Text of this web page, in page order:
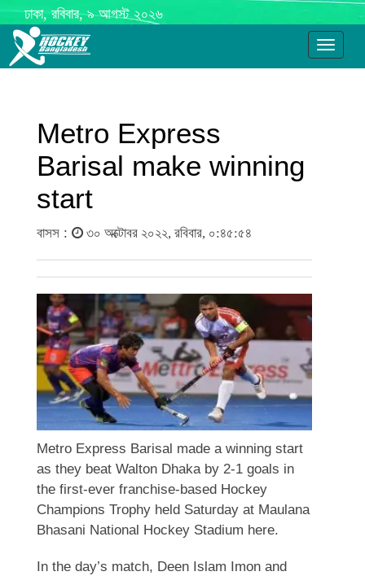
ঢাকা, রবিবার, ৯ আগস্ট ২০২৬
Toggle
Metro Express
Barisal make winning
start
বাসস : ৩০ অক্টোবর ২০২২, রবিবার, ০:৪৫:৫৪
Metro Express Barisal made a winning start
as they beat Walton Dhaka by 2-1 goals in
the first-ever franchise-based Hockey
Champions Trophy held Saturday at Maulana
Bhasani National Hockey Stadium here.
In the day’s match, Deen Islam Imon and